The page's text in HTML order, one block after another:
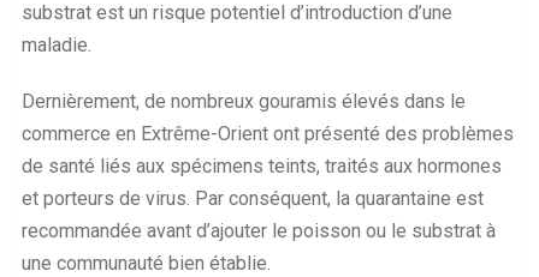
substrat est un risque potentiel d’introduction d’une
maladie.
Dernièrement, de nombreux gouramis élevés dans le
commerce en Extrême-Orient ont présenté des problèmes
de santé liés aux spécimens teints, traités aux hormones
et porteurs de virus. Par conséquent, la quarantaine est
recommandée avant d’ajouter le poisson ou le substrat à
une communauté bien établie.